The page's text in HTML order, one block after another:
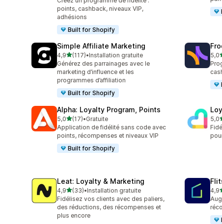
points, cashback, niveaux VIP,
adhésions
Built for Shopify
Simple Affiliate Marketing
4,9étoile(s) sur 5
(117)
117 avis au total
•Installation gratuite
Générez des parrainages avec le
marketing d’influence et les
programmes d’affiliation
Built for Shopify
5,0
Alpha: Loyalty Program, Points
5,0étoile(s) sur 5
(17)
17 avis au total
•Gratuite
Application de fidélité sans code avec
points, récompenses et niveaux VIP
Built for Shopify
5,0
Leat: Loyalty & Marketing
4,9étoile(s) sur 5
(33)
33 avis au total
•Installation gratuite
Fidélisez vos clients avec des paliers,
des réductions, des récompenses et
plus encore
4,9